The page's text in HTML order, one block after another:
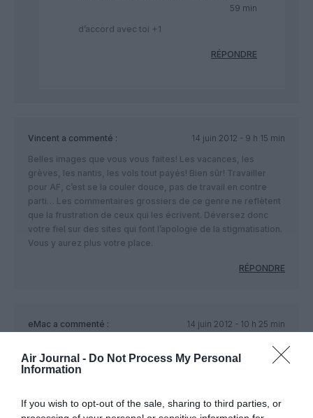
Air Journal - Do Not Process My Personal
Information
If you wish to opt-out of the sale, sharing to third parties, or
59 min
d’accord avec toi +1
RÉPONDRE
Vincent a commenté :
14 juin 2012 - 9 h 15 min
Belles images que vous vous faites! Les vacances, les
grèves, les nantis, les vols tout payés! Bien sûr! Travailler
pour AF, c’est se la couler douce, pas de travail en contre
parti… Les commentaires grossiers de ce genre ne reflètent
que la frustration de ceux qui les écrivent. Déversez donc
votre fiel sur des sites qui font l’apologie de la stigmatisation.
Vous y aurez plus votre place.
RÉPONDRE
eMac a commenté :
14 juin 2012 - 10 h 25 min
que des volontaires.
Cependant, je ne comprends pas pourquoi JIEUR (entres
payé, sans voyage, sans vacance … alors qu’il pourrait
“simplement” être à Air France. De même si il souhaite en